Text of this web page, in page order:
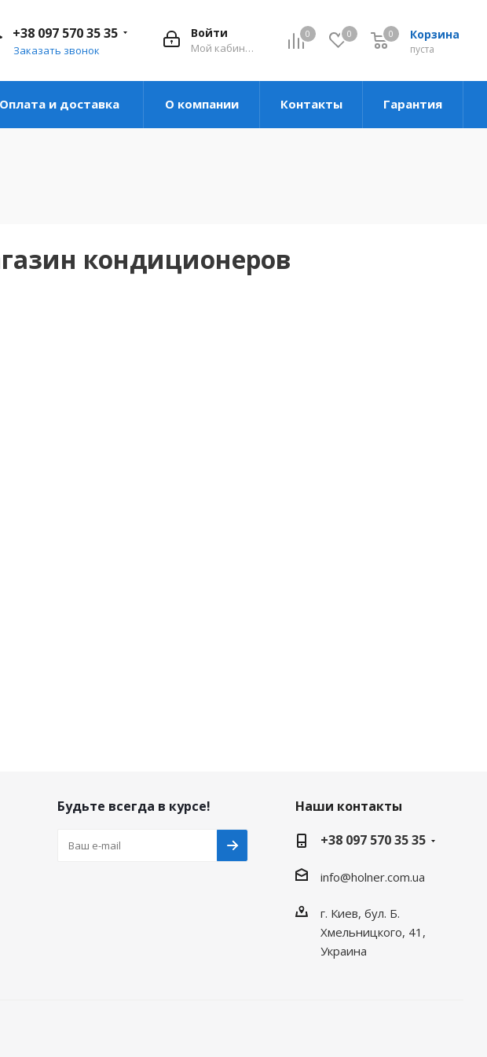
0 0 Корзина
пуста
0
Войти
Мой кабинет
+38 097 570 35 35
Заказать звонок
Оплата и доставка О компании Контакты Гарантия
кондиционеров
Будьте всегда в курсе!
Наши контакты
+38 097 570 35 35
info@holner.com.ua
г. Киев, бул. Б.
Хмельницкого, 41,
Украина